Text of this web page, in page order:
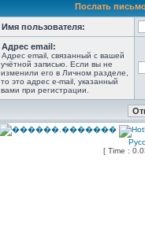
Послать
Имя пользователя:
Адрес email:
Адрес email, связанный с вашей
учётной записью. Если вы не
изменили его в Личном разделе,
то это адрес e-mail, указанный
вами при регистрации.
[ Time :